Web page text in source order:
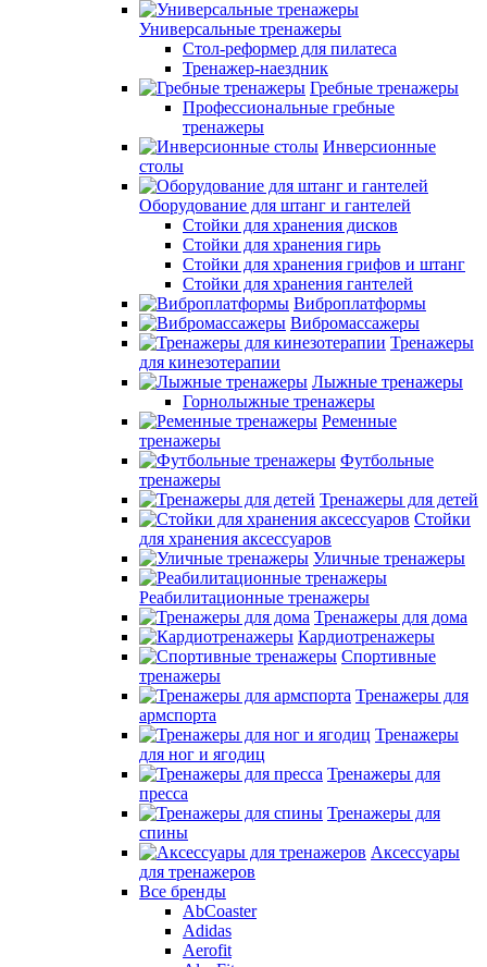
Универсальные тренажеры
Стол-реформер для пилатеса
Тренажер-наездник
Гребные тренажеры
Профессиональные гребные
тренажеры
Инверсионные
столы
Оборудование для штанг и гантелей
Стойки для хранения дисков
Стойки для хранения гирь
Стойки для хранения грифов и штанг
Стойки для хранения гантелей
Виброплатформы
Вибромассажеры
Тренажеры
для кинезотерапии
Лыжные тренажеры
Горнолыжные тренажеры
Ременные
тренажеры
Футбольные
тренажеры
Тренажеры для детей
Стойки
для хранения аксессуаров
Уличные тренажеры
Реабилитационные тренажеры
Тренажеры для дома
Кардиотренажеры
Спортивные
тренажеры
Тренажеры для
армспорта
Тренажеры
для ног и ягодиц
Тренажеры для
пресса
Тренажеры для
спины
Аксессуары
для тренажеров
Все бренды
AbCoaster
Adidas
Aerofit